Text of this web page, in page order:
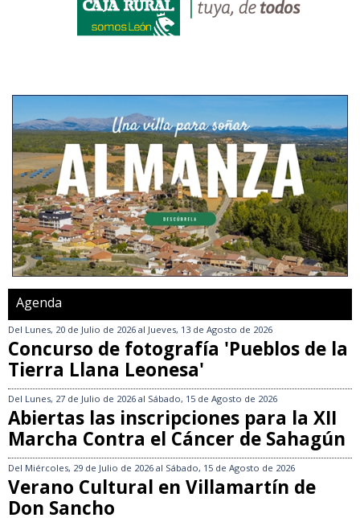
Agenda
Del Lunes, 20 de Julio de 2026 al Jueves, 13 de Agosto de 2026
Concurso de fotografía 'Pueblos de la
Tierra Llana Leonesa'
Del Lunes, 27 de Julio de 2026 al Sábado, 15 de Agosto de 2026
Abiertas las inscripciones para la XII
Marcha Contra el Cáncer de Sahagún
Del Miércoles, 29 de Julio de 2026 al Sábado, 15 de Agosto de 2026
Verano Cultural en Villamartín de
Don Sancho